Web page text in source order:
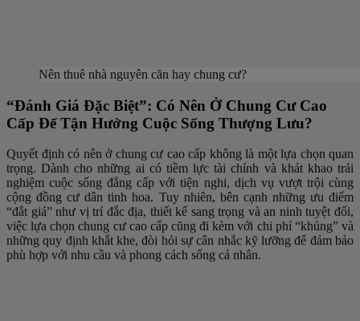
Nên thuê nhà nguyên căn hay chung cư?
“Đánh Giá Đặc Biệt”: Có Nên Ở Chung Cư Cao
Cấp Để Tận Hưởng Cuộc Sống Thượng Lưu?
Quyết định có nên ở chung cư cao cấp không là một lựa chọn quan
trọng. Dành cho những ai có tiềm lực tài chính và khát khao trải
nghiệm cuộc sống đẳng cấp với tiện nghi, dịch vụ vượt trội cùng
cộng đồng cư dân tinh hoa. Tuy nhiên, bên cạnh những ưu điểm
“đắt giá” như vị trí đắc địa, thiết kế sang trọng và an ninh tuyệt đối,
việc lựa chọn chung cư cao cấp cũng đi kèm với chi phí “khủng” và
những quy định khắt khe, đòi hỏi sự cân nhắc kỹ lưỡng để đảm bảo
phù hợp với nhu cầu và phong cách sống cá nhân.